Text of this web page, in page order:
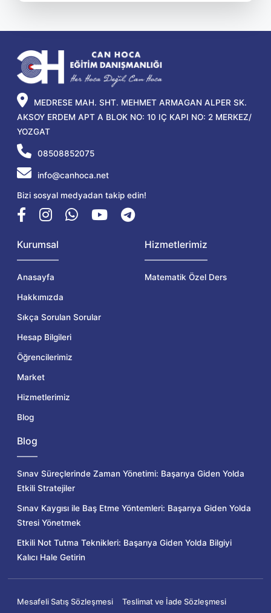
MEDRESE MAH. SHT. MEHMET ARMAGAN ALPER SK.
AKSOY ERDEM APT A BLOK NO: 10 IÇ KAPI NO: 2 MERKEZ/
YOZGAT
08508852075
info@canhoca.net
Bizi sosyal medyadan takip edin!
Kurumsal
Anasayfa
Hakkımızda
Sıkça Sorulan Sorular
Hesap Bilgileri
Öğrencilerimiz
Market
Hizmetlerimiz
Blog
Hizmetlerimiz
Matematik Özel Ders
Blog
Sınav Süreçlerinde Zaman Yönetimi: Başarıya Giden Yolda
Etkili Stratejiler
Sınav Kaygısı ile Baş Etme Yöntemleri: Başarıya Giden Yolda
Stresi Yönetmek
Etkili Not Tutma Teknikleri: Başarıya Giden Yolda Bilgiyi
Kalıcı Hale Getirin
Mesafeli Satış Sözleşmesi
Teslimat ve İade Sözleşmesi